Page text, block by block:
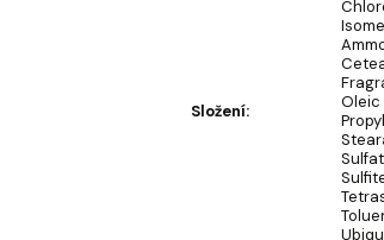
Složení:
Oleic